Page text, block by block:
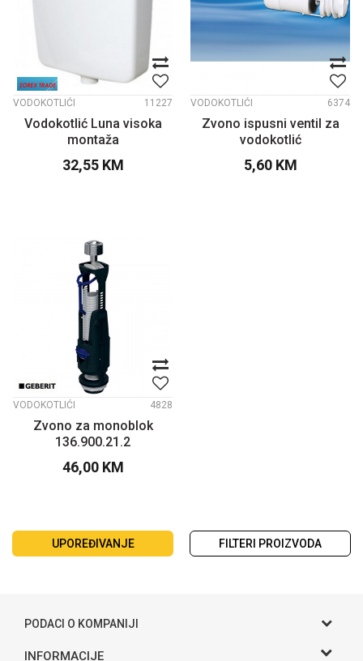
VODOKOTLIĆI 11227
Vodokotlić Luna visoka
montaža
32,55 KM
VODOKOTLIĆI 6374
Zvono ispusni ventil za
vodokotlić
5,60 KM
VODOKOTLIĆI 4828
Zvono za monoblok
136.900.21.2
46,00 KM
UPOREĐIVANJE FILTERI PROIZVODA
PODACI O KOMPANIJI
Gama S doo
INFORMACIJE